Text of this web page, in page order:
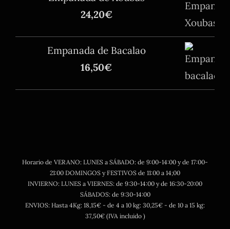
24,20€
Empanada de Bacalao
16,50€
Horario de VERANO: LUNES a SÁBADO: de 9:00-14:00 y de 17:00-
21:00 DOMINGOS y FESTIVOS de 11:00 a 14;00
INVIERNO: LUNES a VIERNES: de 9:30-14:00 y de 16:30-20:00
SÁBADOS: de 9:30-14:00
ENVIOS: Hasta 4Kg: 18,15€ - de 4 a 10 kg: 30,25€ - de 10 a 15 kg:
37,50€ (IVA incluido )